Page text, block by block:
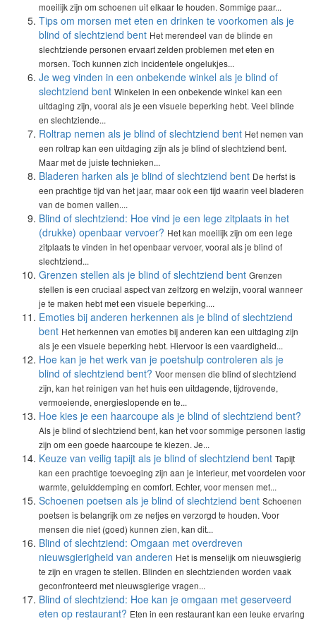
moeilijk zijn om schoenen uit elkaar te houden. Sommige paar...
Tips om morsen met eten en drinken te voorkomen als je
blind of slechtziend bent Het merendeel van de blinde en
slechtziende personen ervaart zelden problemen met eten en
morsen. Toch kunnen zich incidentele ongelukjes...
Je weg vinden in een onbekende winkel als je blind of
slechtziend bent Winkelen in een onbekende winkel kan een
uitdaging zijn, vooral als je een visuele beperking hebt. Veel blinde
en slechtziende...
Roltrap nemen als je blind of slechtziend bent Het nemen van
een roltrap kan een uitdaging zijn als je blind of slechtziend bent.
Maar met de juiste technieken...
Bladeren harken als je blind of slechtziend bent De herfst is
een prachtige tijd van het jaar, maar ook een tijd waarin veel bladeren
van de bomen vallen....
Blind of slechtziend: Hoe vind je een lege zitplaats in het
(drukke) openbaar vervoer? Het kan moeilijk zijn om een lege
zitplaats te vinden in het openbaar vervoer, vooral als je blind of
slechtziend...
Grenzen stellen als je blind of slechtziend bent Grenzen
stellen is een cruciaal aspect van zelfzorg en welzijn, vooral wanneer
je te maken hebt met een visuele beperking....
Emoties bij anderen herkennen als je blind of slechtziend
bent Het herkennen van emoties bij anderen kan een uitdaging zijn
als je een visuele beperking hebt. Hiervoor is een vaardigheid...
Hoe kan je het werk van je poetshulp controleren als je
blind of slechtziend bent? Voor mensen die blind of slechtziend
zijn, kan het reinigen van het huis een uitdagende, tijdrovende,
vermoeiende, energieslopende en te...
Hoe kies je een haarcoupe als je blind of slechtziend bent?
Als je blind of slechtziend bent, kan het voor sommige personen lastig
zijn om een goede haarcoupe te kiezen. Je...
Keuze van veilig tapijt als je blind of slechtziend bent Tapijt
kan een prachtige toevoeging zijn aan je interieur, met voordelen voor
warmte, geluiddemping en comfort. Echter, voor mensen met...
Schoenen poetsen als je blind of slechtziend bent Schoenen
poetsen is belangrijk om ze netjes en verzorgd te houden. Voor
mensen die niet (goed) kunnen zien, kan dit...
Blind of slechtziend: Omgaan met overdreven
nieuwsgierigheid van anderen Het is menselijk om nieuwsgierig
te zijn en vragen te stellen. Blinden en slechtzienden worden vaak
geconfronteerd met nieuwsgierige vragen...
Blind of slechtziend: Hoe kan je omgaan met geserveerd
eten op restaurant? Eten in een restaurant kan een leuke ervaring